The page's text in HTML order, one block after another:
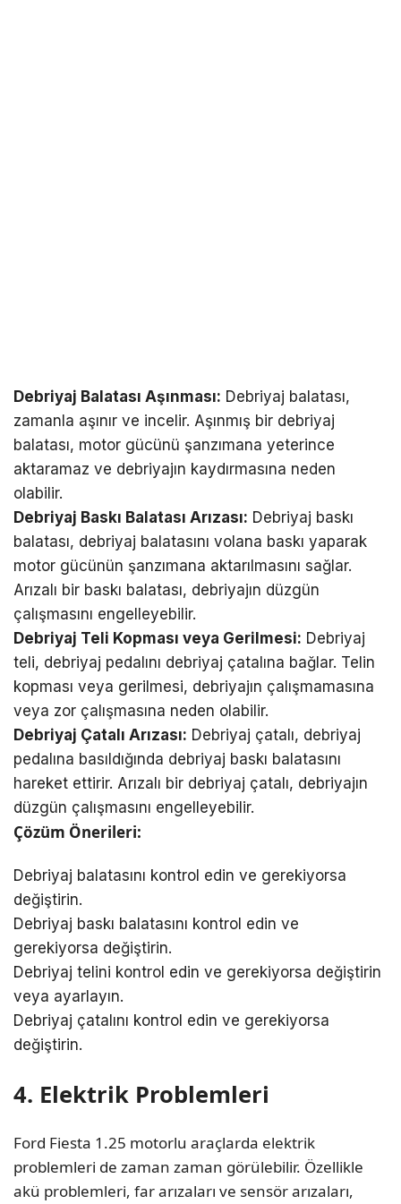
Debriyaj Balatası Aşınması: Debriyaj balatası,
zamanla aşınır ve incelir. Aşınmış bir debriyaj
balatası, motor gücünü şanzımana yeterince
aktaramaz ve debriyajın kaydırmasına neden
olabilir.
Debriyaj Baskı Balatası Arızası: Debriyaj baskı
balatası, debriyaj balatasını volana baskı yaparak
motor gücünün şanzımana aktarılmasını sağlar.
Arızalı bir baskı balatası, debriyajın düzgün
çalışmasını engelleyebilir.
Debriyaj Teli Kopması veya Gerilmesi: Debriyaj
teli, debriyaj pedalını debriyaj çatalına bağlar. Telin
kopması veya gerilmesi, debriyajın çalışmamasına
veya zor çalışmasına neden olabilir.
Debriyaj Çatalı Arızası: Debriyaj çatalı, debriyaj
pedalına basıldığında debriyaj baskı balatasını
hareket ettirir. Arızalı bir debriyaj çatalı, debriyajın
düzgün çalışmasını engelleyebilir.
Çözüm Önerileri:
Debriyaj balatasını kontrol edin ve gerekiyorsa
değiştirin.
Debriyaj baskı balatasını kontrol edin ve
gerekiyorsa değiştirin.
Debriyaj telini kontrol edin ve gerekiyorsa değiştirin
veya ayarlayın.
Debriyaj çatalını kontrol edin ve gerekiyorsa
değiştirin.
4. Elektrik Problemleri
Ford Fiesta 1.25 motorlu araçlarda elektrik
problemleri de zaman zaman görülebilir. Özellikle
akü problemleri, far arızaları ve sensör arızaları,